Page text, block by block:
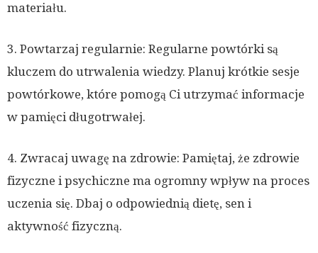
materiału.
3. Powtarzaj regularnie: Regularne powtórki są
kluczem do utrwalenia wiedzy. Planuj krótkie sesje
powtórkowe, które pomogą Ci utrzymać informacje
w pamięci długotrwałej.
4. Zwracaj uwagę na zdrowie: Pamiętaj, że zdrowie
fizyczne i psychiczne ma ogromny wpływ na proces
uczenia się. Dbaj o odpowiednią dietę, sen i
aktywność fizyczną.